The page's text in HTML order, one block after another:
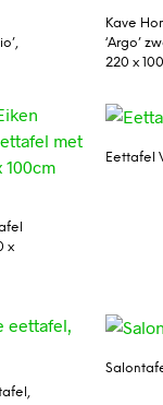
Kave
‘Argo’
220 x
x
Eettafel